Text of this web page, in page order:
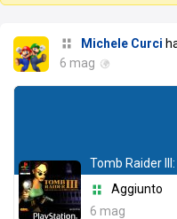
Michele Curci
6 mag
Aggiunto
6 mag